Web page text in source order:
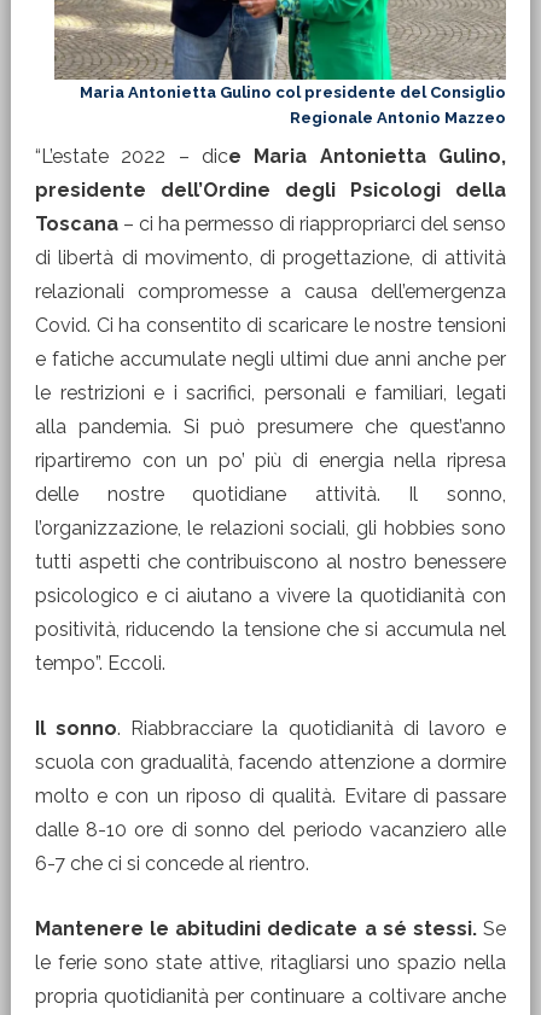
Maria Antonietta Gulino col presidente del Consiglio
Regionale Antonio Mazzeo
“L’estate 2022 – dice Maria Antonietta Gulino,
presidente dell’Ordine degli Psicologi della
Toscana – ci ha permesso di riappropriarci del senso
di libertà di movimento, di progettazione, di attività
relazionali compromesse a causa dell’emergenza
Covid. Ci ha consentito di scaricare le nostre tensioni
e fatiche accumulate negli ultimi due anni anche per
le restrizioni e i sacrifici, personali e familiari, legati
alla pandemia. Si può presumere che quest’anno
ripartiremo con un po’ più di energia nella ripresa
delle nostre quotidiane attività. Il sonno,
l’organizzazione, le relazioni sociali, gli hobbies sono
tutti aspetti che contribuiscono al nostro benessere
psicologico e ci aiutano a vivere la quotidianità con
positività, riducendo la tensione che si accumula nel
tempo”. Eccoli.
Il sonno. Riabbracciare la quotidianità di lavoro e
scuola con gradualità, facendo attenzione a dormire
molto e con un riposo di qualità. Evitare di passare
dalle 8-10 ore di sonno del periodo vacanziero alle
6-7 che ci si concede al rientro.
Mantenere le abitudini dedicate a sé stessi.Se
le ferie sono state attive, ritagliarsi uno spazio nella
propria quotidianità per continuare a coltivare anche